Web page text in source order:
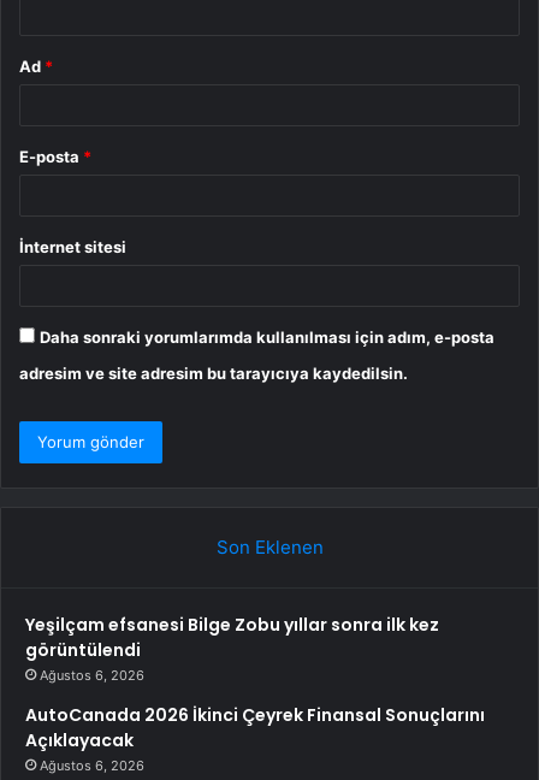
Ad *
E-posta *
İnternet sitesi
Daha sonraki yorumlarımda kullanılması için adım, e-posta
adresim ve site adresim bu tarayıcıya kaydedilsin.
Son Eklenen
Yeşilçam efsanesi Bilge Zobu yıllar sonra ilk kez
görüntülendi
Ağustos 6, 2026
AutoCanada 2026 İkinci Çeyrek Finansal Sonuçlarını
Açıklayacak
Ağustos 6, 2026